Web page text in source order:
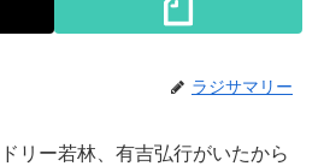
ラジサマリー
リー若林、有吉弘行がいたから